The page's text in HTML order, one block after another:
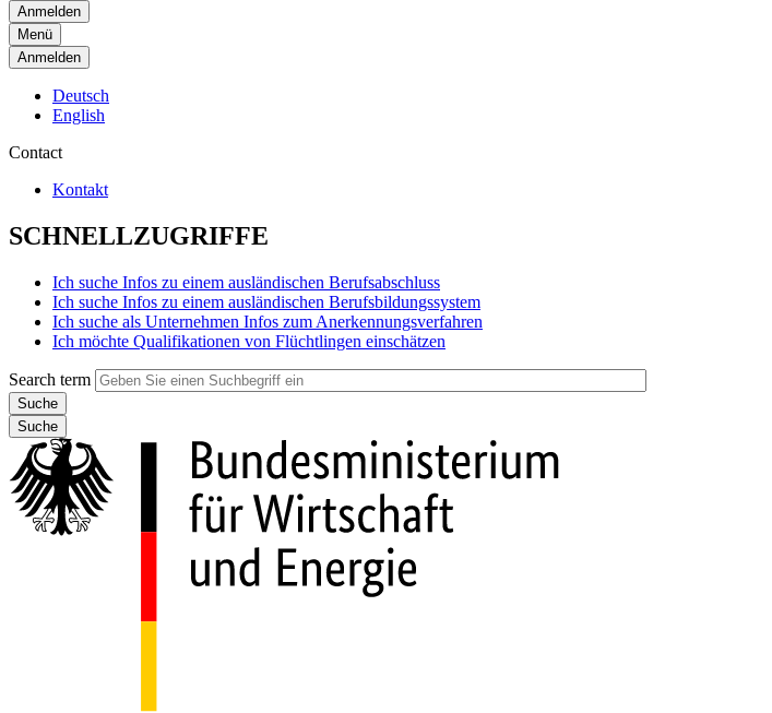
Menü
Anmelden
Deutsch
English
Contact
Kontakt
SCHNELLZUGRIFFE
Ich suche Infos zu einem ausländischen Berufsabschluss
Ich suche Infos zu einem ausländischen Berufsbildungssystem
Ich suche als Unternehmen Infos zum Anerkennungsverfahren
Ich möchte Qualifikationen von Flüchtlingen einschätzen
Search term
Suche